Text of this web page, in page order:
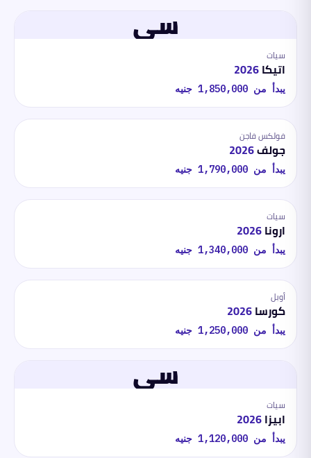
سي
سيات
اتيكا2026
يبدأ من 1,850,000 جنيه
فولكس فاجن
جولف2026
يبدأ من 1,790,000 جنيه
سيات
ارونا2026
يبدأ من 1,340,000 جنيه
أوبل
كورسا2026
يبدأ من 1,250,000 جنيه
سي
سيات
ابيزا2026
يبدأ من 1,120,000 جنيه